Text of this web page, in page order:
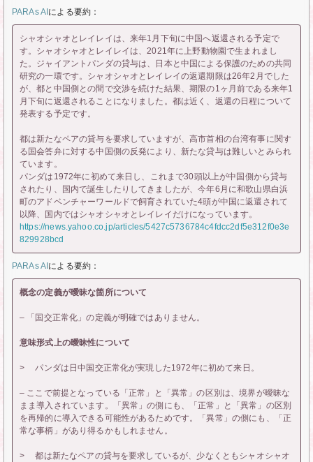
PARAs AI による要約：
シャオシャオとレイレイは、来年1月下旬に中国へ返還される予定で
す。シャオシャオとレイレイは、2021年に上野動物園で生まれまし
た。ジャイアントパンダの貸与は、日本と中国による保護のための共同
研究の一環です。シャオシャオとレイレイの返還期限は26年2月でした
が、都と中国側との間で交渉を続けた結果、期限の1ヶ月前である来年1
月下旬に返還されることになりました。都は近く、返還の日程について
発表する予定です。
都は新たなペアの貸与を要求していますが、高市首相の台湾有事に関す
る国会答弁に対する中国側の反発により、新たな貸与は難しいとみられ
ています。
パンダは1972年に初めて来日し、これまで30頭以上が中国側から貸与
されたり、国内で誕生したりしてきましたが、今年6月に和歌山県白浜
町のアドベンチャーワールドで飼育されていた4頭が中国に返還されて
以降、国内ではシャオシャオとレイレイだけになっています。
https://news.yahoo.co.jp/articles/5427c5736784c4fdcc2df5e312f0e3e
829928bcd
PARAs AI による要約：
概念の定義が曖昧な箇所について
– 「国交正常化」の定義が明確ではありません。
意味形式上の曖昧性について
> パンダは日中国交正常化が実現した1972年に初めて来日。
– ここで前提となっている「正常」と「異常」の区別は、境界が曖昧な
まま導入されています。「異常」の側にも、「正常」と「異常」の区別
を再帰的に導入できる可能性があるためです。「異常」の側にも、「正
常な事柄」があり得るかもしれません。
> 都は新たなペアの貸与を要求しているが、少なくともシャオシャオ